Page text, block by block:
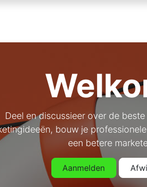
Deel en discussieer over de
bouw je
een betere
Aanmelden